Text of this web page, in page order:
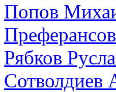
Попов
Рябков
Сотволдиев